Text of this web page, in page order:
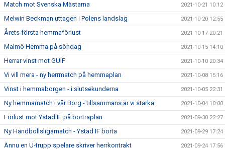
Match mot Svenska Mästarna 2021-10-21 10:12
Melwin Beckman uttagen i Polens landslag 2021-10-20 12:55
Årets första hemmaförlust 2021-10-17 20:21
Malmö Hemma på söndag 2021-10-15 14:10
Herrar vinst mot GUIF 2021-10-10 20:34
Vi vill mera - ny herrmatch på hemmaplan 2021-10-08 15:16
Vinst i hemmaborgen - i slutsekunderna 2021-10-05 22:31
Ny hemmamatch i vår Borg - tillsammans är vi starka 2021-10-04 10:00
Förlust mot Ystad IF på bortraplan 2021-09-30 22:27
Ny Handbollsligamatch - Ystad IF borta 2021-09-29 17:24
Ännu en U-trupp spelare skriver herrkontrakt 2021-09-24 17:56